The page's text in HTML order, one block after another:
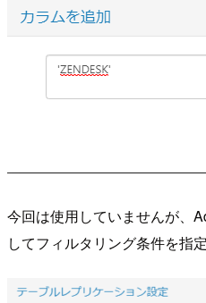
今回は使用していませんが、
してフィルタリング条件を指